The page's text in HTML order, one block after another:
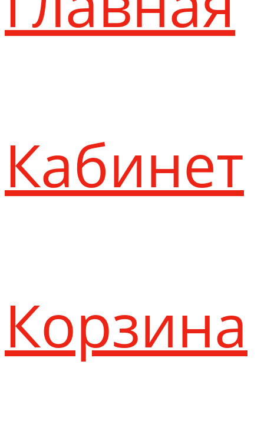
Кабинет
Корзина